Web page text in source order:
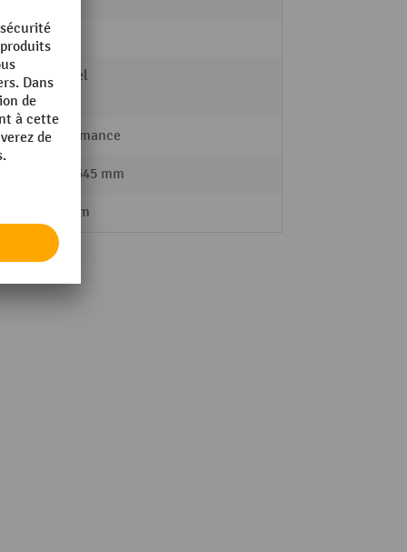
8,5 kg
manuel
Performance
420 - 545 mm
340 mm